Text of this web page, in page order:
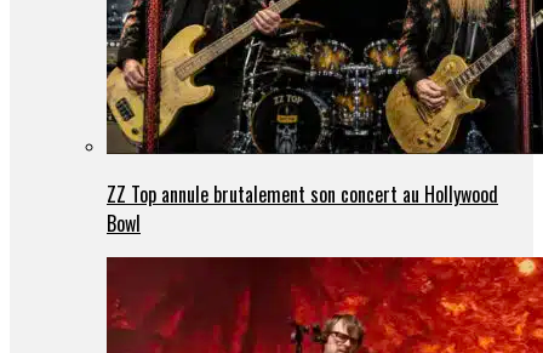
ZZ Top annule brutalement son concert au Hollywood
Bowl